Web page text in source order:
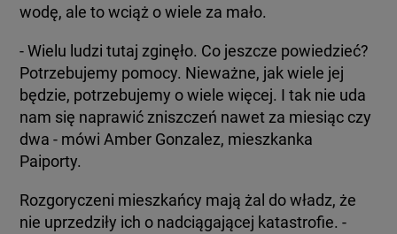
wodę, ale to wciąż o wiele za mało.
- Wielu ludzi tutaj zginęło. Co jeszcze powiedzieć?
Potrzebujemy pomocy. Nieważne, jak wiele jej
będzie, potrzebujemy o wiele więcej. I tak nie uda
nam się naprawić zniszczeń nawet za miesiąc czy
dwa - mówi Amber Gonzalez, mieszkanka
Paiporty.
Rozgoryczeni mieszkańcy mają żal do władz, że
nie uprzedziły ich o nadciągającej katastrofie. -